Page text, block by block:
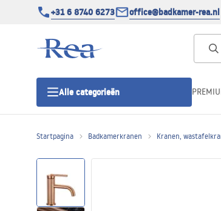
+31 6 8740 6273 office@badkamer-rea.nl
Alle categorieën
Startpagina Badkamerkranen Kranen,